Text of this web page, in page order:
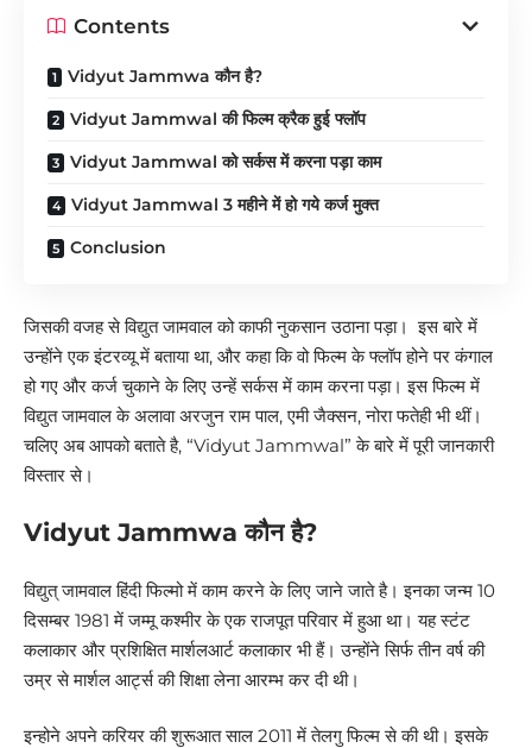
Contents
Vidyut Jammwa कौन है?
Vidyut Jammwal की फिल्म क्रैक हुई फ्लॉप
Vidyut Jammwal को सर्कस में करना पड़ा काम
Vidyut Jammwal 3 महीने में हो गये कर्ज मुक्त
Conclusion
जिसकी वजह से विद्युत जामवाल को काफी नुकसान उठाना पड़ा। इस बारे में
उन्होंने एक इंटरव्यू में बताया था, और कहा कि वो फिल्म के फ्लॉप होने पर कंगाल
हो गए और कर्ज चुकाने के लिए उन्हें सर्कस में काम करना पड़ा। इस फिल्म में
विद्युत जामवाल के अलावा अरजुन राम पाल, एमी जैक्सन, नोरा फतेही भी थीं।
चलिए अब आपको बताते है, “Vidyut Jammwal” के बारे में पूरी जानकारी
विस्तार से।
Vidyut Jammwa कौन है?
विद्युत् जामवाल हिंदी फिल्मो में काम करने के लिए जाने जाते है। इनका जन्म 10
दिसम्बर 1981 में जम्मू कश्मीर के एक राजपूत परिवार में हुआ था। यह स्टंट
कलाकार और प्रशिक्षित मार्शलआर्ट कलाकार भी हैं। उन्होंने सिर्फ तीन वर्ष की
उम्र से मार्शल आर्ट्स की शिक्षा लेना आरम्भ कर दी थी।
इन्होने अपने करियर की शुरूआत साल 2011 में तेलगु फिल्म से की थी। इसके